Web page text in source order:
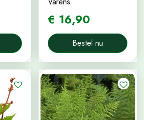
€ 16,90
Bestel nu